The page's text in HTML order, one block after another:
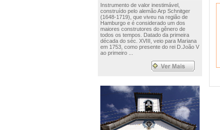
Instrumento de valor inestimável,
construído pelo alemão Arp Schnitger
(1648-1719), que viveu na região de
Hamburgo e é considerado um dos
maiores construtores do gênero de
todos os tempos. Datado da primeira
década do séc. XVIII, veio para Mariana
em 1753, como presente do rei D.João V
ao primeiro ...